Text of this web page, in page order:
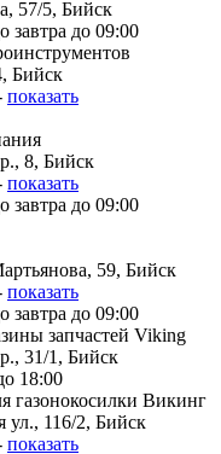
57/5, Бийск
завтра до 09:00
Бийск
показать
8, Бийск
показать
завтра до 09:00
59, Бийск
показать
завтра до 09:00
запчастей Viking
31/1, Бийск
18:00
газонокосилки Викинг
ул., 116/2, Бийск
показать